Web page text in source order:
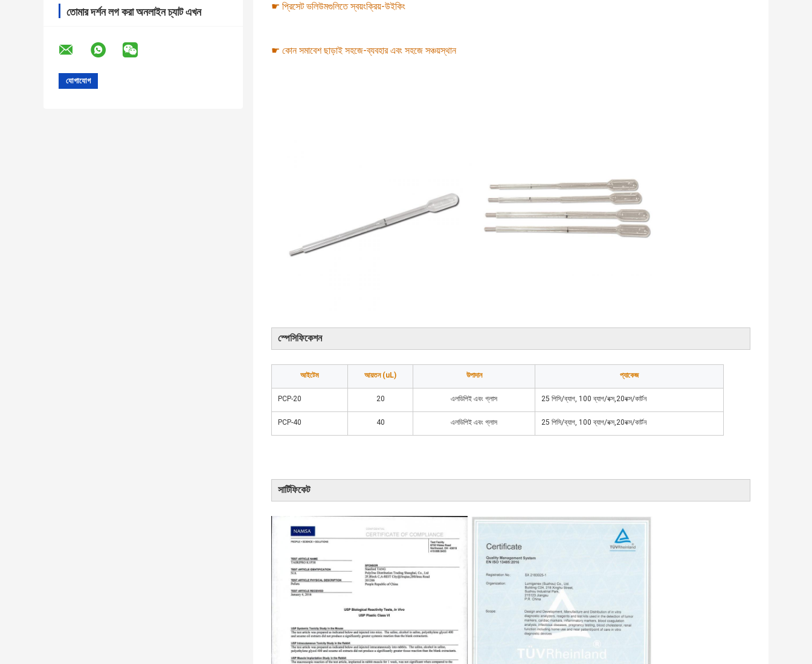
তোমার দর্শন লগ করা অনলাইন চ্যাট এখন ☛ প্রিসেট ভলিউমগুলিতে স্বয়ংক্রিয়-উইকিং
☛ কোন সমাবেশ ছাড়াই সহজে-ব্যবহার এবং সহজে সঞ্চয়স্থান
স্পেসিফিকেশন
আইটেম আয়তন (uL) উপাদান প্যাকেজ
PCP-20 20 এলডিপিই এবং গ্লাস 25 পিসি/ব্যাগ, 100 ব্যাগ/বক্স,20বক্স/কার্টন
PCP-40 40 এলডিপিই এবং গ্লাস 25 পিসি/ব্যাগ, 100 ব্যাগ/বক্স,20বক্স/কার্টন
সার্টিফিকেট